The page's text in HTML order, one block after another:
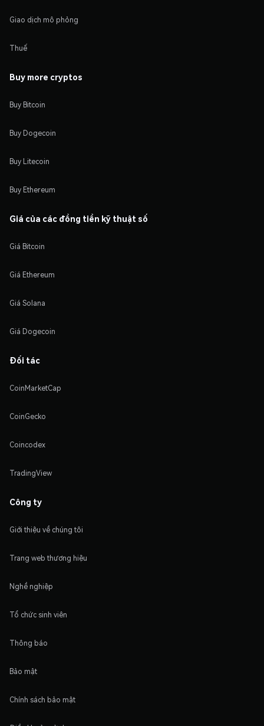
Giao dịch mô phỏng
Thuế
Buy more cryptos
Buy Bitcoin
Buy Dogecoin
Buy Litecoin
Buy Ethereum
Giá của các đồng tiền kỹ thuật số
Giá Bitcoin
Giá Ethereum
Giá Solana
Giá Dogecoin
Đối tác
CoinMarketCap
CoinGecko
Coincodex
TradingView
Công ty
Giới thiệu về chúng tôi
Trang web thương hiệu
Nghề nghiệp
Tổ chức sinh viên
Thông báo
Bảo mật
Chính sách bảo mật